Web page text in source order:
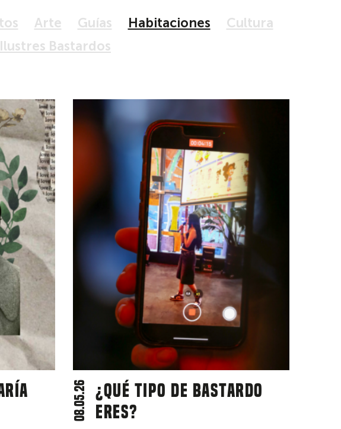
Arte Guías Habitaciones
Cultura
Ilustres Bastardos
¿Qué tipo de bastardo
eres?
08.05.26